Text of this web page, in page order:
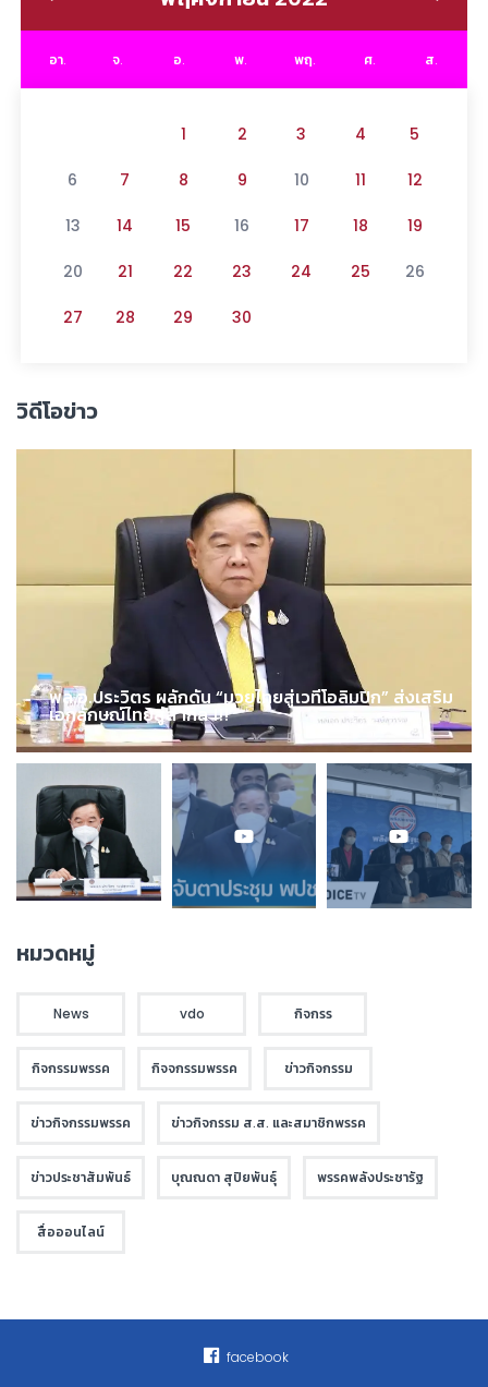
อา. จ. อ. พ. พฤ. ศ. ส.
1 2 3 4 5
6 7 8 9 10 11 12
13 14 15 16 17 18 19
20 21 22 23 24 25 26
27 28 29 30
วิดีโอข่าว
พล.อ.ประวิตร ผลักดัน “มวยไทยสู่เวทีโอลิมปิก” ส่งเสริม
เอกลักษณ์ไทยสู่สากล !!!
หมวดหมู่
News vdo กิจกรร
กิจกรรมพรรค กิจจกรรมพรรค ข่าวกิจกรรม
ข่าวกิจกรรมพรรค ข่าวกิจกรรม ส.ส. และสมาชิกพรรค
ข่าวประชาสัมพันธ์ บุณณดา สุปิยพันธุ์ พรรคพลังประชารัฐ
สื่อออนไลน์
facebook